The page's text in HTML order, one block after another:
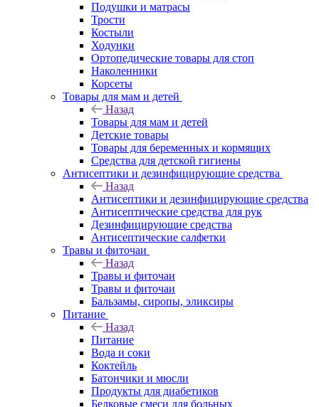
Подушки и матрасы
Трости
Костыли
Ходунки
Ортопедические товары для стоп
Наколенники
Корсеты
Товары для мам и детей
Назад
Товары для мам и детей
Детские товары
Товары для беременных и кормящих
Средства для детской гигиены
Антисептики и дезинфицирующие средства
Назад
Антисептики и дезинфицирующие средства
Антисептические средства для рук
Дезинфицирующие средства
Антисептические салфетки
Травы и фиточаи
Назад
Травы и фиточаи
Травы и фиточаи
Бальзамы, сиропы, эликсиры
Питание
Назад
Питание
Вода и соки
Коктейль
Батончики и мюсли
Продукты для диабетиков
Белковые смеси для больных